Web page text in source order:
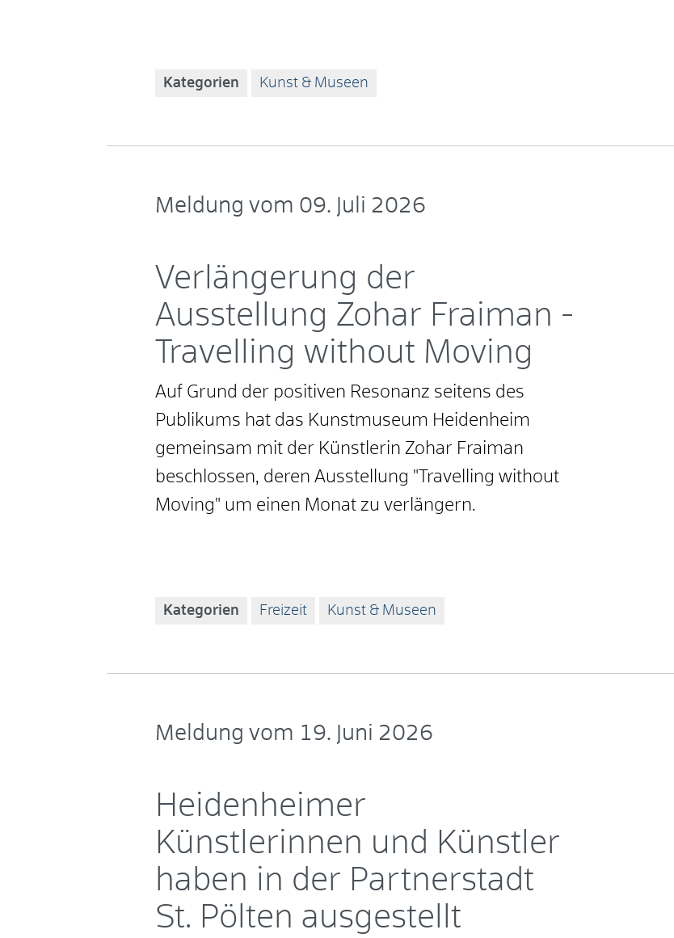
Kategorien Kunst & Museen
Meldung vom 09. Juli 2026
Verlängerung der
Ausstellung Zohar Fraiman -
Travelling without Moving
Auf Grund der positiven Resonanz seitens des
Publikums hat das Kunstmuseum Heidenheim
gemeinsam mit der Künstlerin Zohar Fraiman
beschlossen, deren Ausstellung "Travelling without
Moving" um einen Monat zu verlängern.
Kategorien Freizeit Kunst & Museen
Meldung vom 19. Juni 2026
Heidenheimer
Künstlerinnen und Künstler
haben in der Partnerstadt
St. Pölten ausgestellt